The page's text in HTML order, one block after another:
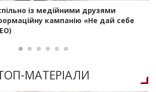
із медійними друзями
кампанію «Не дай себе
МАТЕРIАЛИ